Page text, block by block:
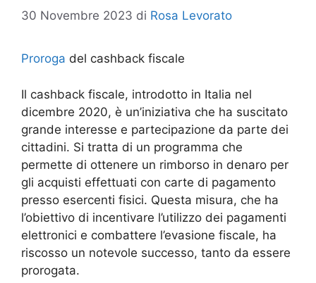
30 Novembre 2023 di Rosa Levorato
Proroga del cashback fiscale
Il cashback fiscale, introdotto in Italia nel
dicembre 2020, è un’iniziativa che ha suscitato
grande interesse e partecipazione da parte dei
cittadini. Si tratta di un programma che
permette di ottenere un rimborso in denaro per
gli acquisti effettuati con carte di pagamento
presso esercenti fisici. Questa misura, che ha
l’obiettivo di incentivare l’utilizzo dei pagamenti
elettronici e combattere l’evasione fiscale, ha
riscosso un notevole successo, tanto da essere
prorogata.